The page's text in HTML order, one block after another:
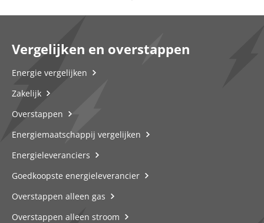
Vergelijken en overstappen
Energie vergelijken
Zakelijk
Overstappen
Energiemaatschappij vergelijken
Energieleveranciers
Goedkoopste energieleverancier
Overstappen alleen gas
Overstappen alleen stroom